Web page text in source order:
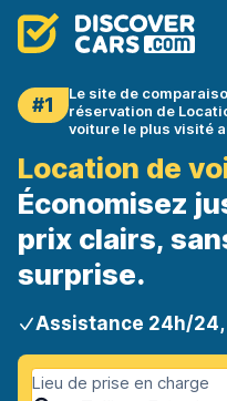
#1
Le site de
réservation de
voiture le plus visité
Location de
Économisez
prix clairs,
surprise.
Assistance 24h/
Lieu de prise en charge